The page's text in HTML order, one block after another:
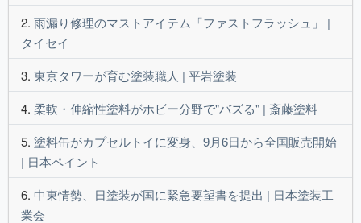
雨漏り修理のマストアイテム「ファストフラッシュ」 |
タイセイ
東京タワーが育む塗装職人 | 平岩塗装
柔軟・伸縮性塗料がホビー分野で"バズる" | 斎藤塗料
塗料缶がカプセルトイに変身、9月6日から全国販売開始
| 日本ペイント
中東情勢、日塗装が国に緊急要望書を提出 | 日本塗装工
業会